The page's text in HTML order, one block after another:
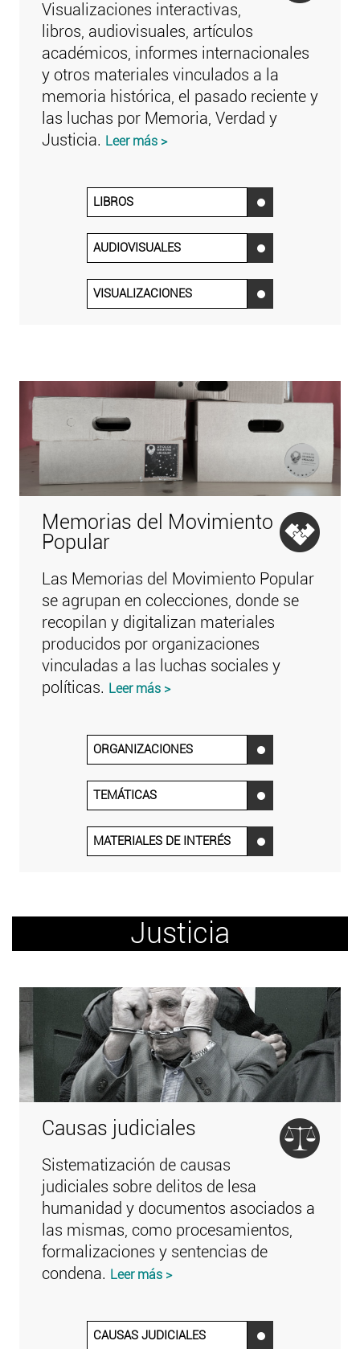
Visualizaciones interactivas,
libros, audiovisuales, artículos
académicos, informes internacionales
y otros materiales vinculados a la
memoria histórica, el pasado reciente y
las luchas por Memoria, Verdad y
Justicia. Leer más >
LIBROS ‌
AUDIOVISUALES ‌
VISUALIZACIONES ‌
Memorias del Movimiento
Popular
Las Memorias del Movimiento Popular
se agrupan en colecciones, donde se
recopilan y digitalizan materiales
producidos por organizaciones
vinculadas a las luchas sociales y
políticas. Leer más >
ORGANIZACIONES ‌
TEMÁTICAS ‌
MATERIALES DE INTERÉS ‌
Justicia
Causas judiciales
Sistematización de causas
judiciales sobre delitos de lesa
humanidad y documentos asociados a
las mismas, como procesamientos,
formalizaciones y sentencias de
condena. Leer más >
CAUSAS JUDICIALES ‌